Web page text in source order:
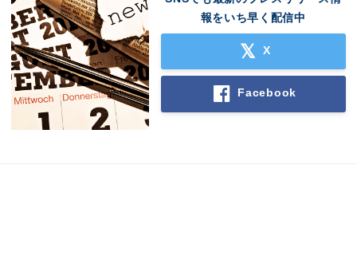
報をいち早く配信中
X
Facebook
Japanese